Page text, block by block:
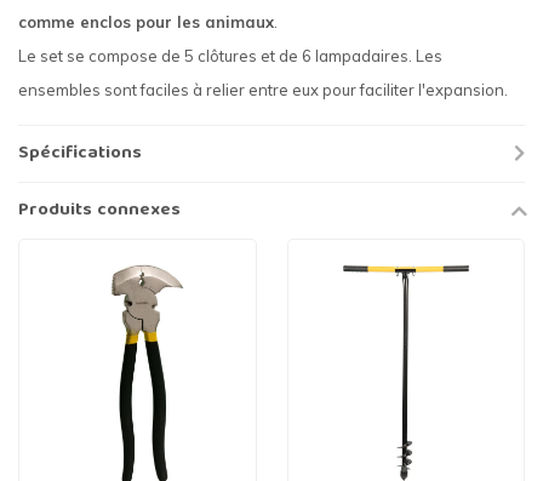
comme enclos pour les animaux.
Le set se compose de 5 clôtures et de 6 lampadaires. Les
ensembles sont faciles à relier entre eux pour faciliter l'expansion.
Spécifications
Produits connexes